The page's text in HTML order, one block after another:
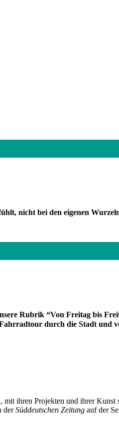
nicht bei den eigenen
Rubrik “Von Freitag bis
durch die Stadt und
ihren Projekten und ihrer
derSüddeutschen Zeitung auf der